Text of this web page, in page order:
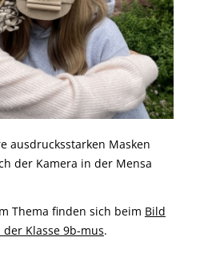
ausdrucksstarken Masken
der Kamera in der Mensa
Thema finden sich beim Bild
Klasse 9b-mus.